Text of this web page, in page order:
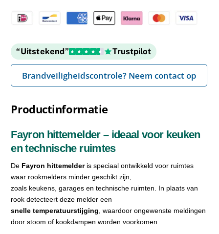
“Uitstekend” Trustpilot
Brandveiligheidscontrole? Neem contact op
Productinformatie
Fayron hittemelder – ideaal voor keuken
en technische ruimtes
De Fayron hittemelderis speciaal ontwikkeld voor ruimtes
waar rookmelders minder geschikt zijn,
zoals keukens, garages en technische ruimten. In plaats van
rook detecteert deze melder een
snelle temperatuurstijging , waardoor ongewenste meldingen
door stoom of kookdampen worden voorkomen.